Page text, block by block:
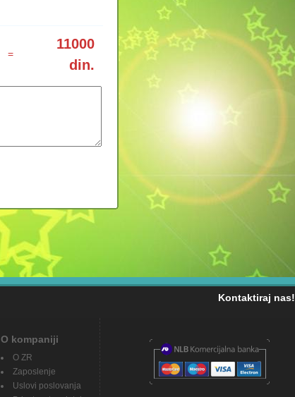
=
11000
din.
Kontaktiraj nas!
O kompaniji
O ZR
Zaposlenje
Uslovi poslovanja